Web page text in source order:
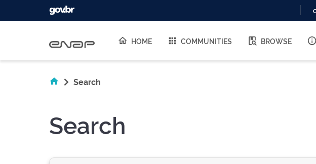
HOME COMMUNITIES BROWSE
Search
Search